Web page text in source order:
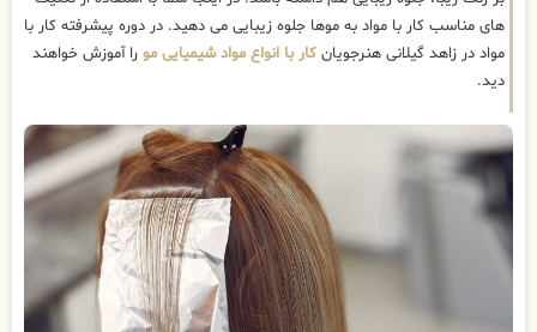
های مناسب کار با مواد به موها جلوه زیبایی می دهید. در دوره پیشرفته کار با
مواد در زاهد گیلانی هنرجویان کار با انواع مواد شیمیایی مو را آموزش خواهند
دید.